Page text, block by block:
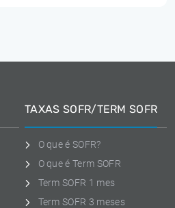
TAXAS SOFR/TERM SOFR
O que é SOFR?
O que é Term SOFR
Term SOFR 1 mes
Term SOFR 3 meses